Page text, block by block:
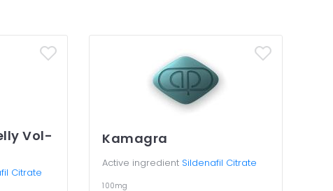
Vol-
Citrate
Kamagra
Active ingredient Sildenafil Citrate
100mg